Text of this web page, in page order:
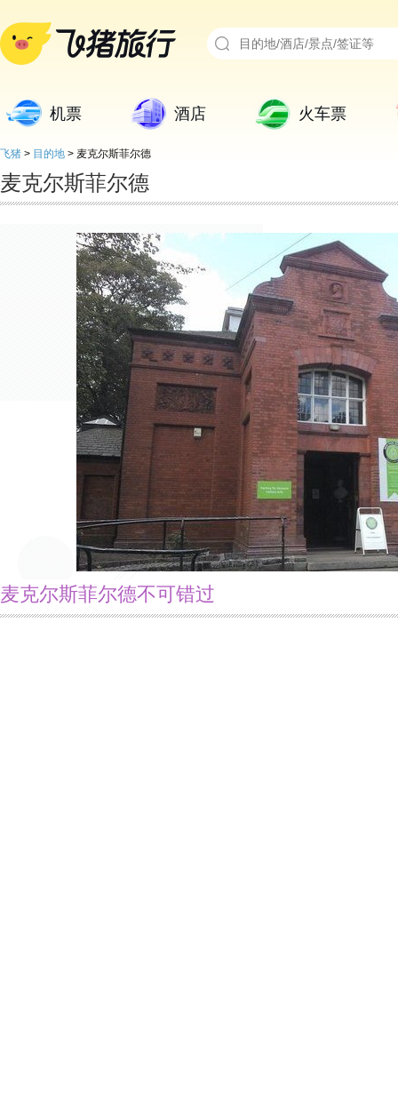
机票 酒店 火车票
飞猪 > 目的地 > 麦克尔斯菲尔德
麦克尔斯菲尔德
麦克尔斯菲尔德不可错过